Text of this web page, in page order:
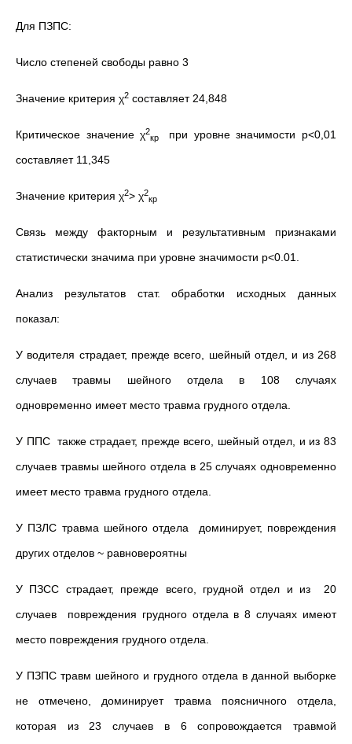
Для ПЗПС:
Число степеней свободы равно 3
Значение критерия χ2 составляет 24,848
Критическое значение χ2
кр
при уровне значимости р<0,01
составляет 11,345
Значение критерия χ2> χ2
кр
Связь между факторным и результативным признаками
статистически значима при уровне значимости р<0.01.
Анализ результатов стат. обработки исходных данных
показал:
У водителя страдает, прежде всего, шейный отдел, и из 268
случаев травмы шейного отдела в 108 случаях
одновременно имеет место травма грудного отдела.
У ППС также страдает, прежде всего, шейный отдел, и из 83
случаев травмы шейного отдела в 25 случаях одновременно
имеет место травма грудного отдела.
У ПЗЛС травма шейного отдела доминирует, повреждения
других отделов ~ равновероятны
У ПЗСС страдает, прежде всего, грудной отдел и из 20
случаев повреждения грудного отдела в 8 случаях имеют
место повреждения грудного отдела.
У ПЗПС травм шейного и грудного отдела в данной выборке
не отмечено, доминирует травма поясничного отдела,
которая из 23 случаев в 6 сопровождается травмой